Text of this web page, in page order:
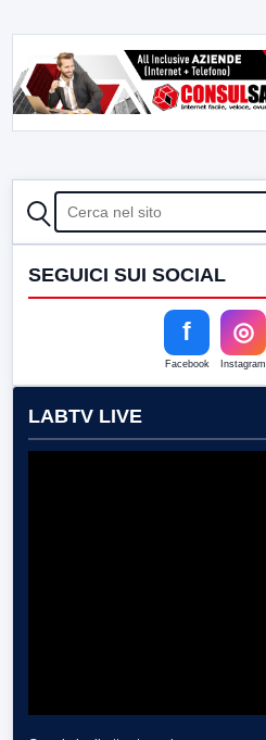
CERCA
SEGUICI SUI SOCIAL
f
Facebook
◎
Instagram
LABTV LIVE